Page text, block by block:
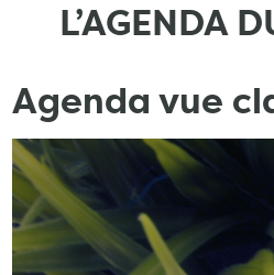
L’AGENDA
Agenda vue